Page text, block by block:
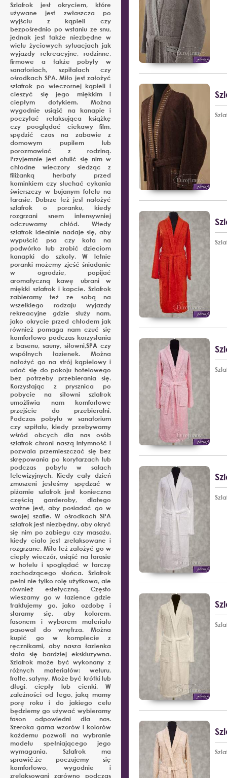
Szlafrok jest okryciem, które
używane jest zwłaszcza po
wyjściu z kąpieli czy
bezpośrednio po wstaniu ze snu,
jednak jest także niezbędne w
wielu życiowych sytuacjach jak
wyjazdy rekreacyjne, rodzinne,
firmowe a także pobyty w
sanatoriach, szpitalach czy
ośrodkach SPA. Miło jest założyć
szlafrok po wieczornej kąpieli i
cieszyć się jego miękkim i
ciepłym dotykiem. Można
wygodnie usiąść na kanapie i
poczytać relaksująca książkę
czy pooglądać ciekawy film,
spędzić czas na zabawie z
domowym pupilem lub
porozmawiać z rodziną.
Przyjemnie jest otulić się nim w
chłodne wieczory siedząc z
filiżanką herbaty przed
kominkiem czy słuchać cykania
świerszczy w bujanym fotelu na
tarasie. Dobrze też jest nałożyć
szlafrok o poranku, kiedy
rozgrzani snem intensywniej
odczuwamy chłód. Wtedy
szlafrok idealnie nadaje się, aby
wypuścić psa czy kota na
podwórko lub zrobić dzieciom
kanapki do szkoły. W letnie
poranki możemy zjeść śniadanie
w ogrodzie, popijać
aromatyczną kawę ubrani w
miękki szlafrok i kapcie. Szlafrok
zabieramy też ze sobą na
wszelkiego rodzaju wyjazdy
rekreacyjne gdzie służy nam,
jako okrycie przed chłodem jak
również pomaga nam czuć się
komfortowo podczas korzystania
z basenu, sauny, siłowni,SPA czy
wspólnych łazienek. Można
nałożyć go na strój kąpielowy i
udać się do pokoju hotelowego
bez potrzeby przebierania się.
Korzystając z prysznica po
pobycie na siłowni szlafrok
umożliwia nam komfortowe
przejście do przebieralni.
Podczas pobytu w sanatorium
czy szpitalu, kiedy przebywamy
wśród obcych dla nas osób
szlafrok chroni naszą intymność i
pozwala przemieszczać się bez
skrępowania po korytarzach lub
podczas pobytu w salach
telewizyjnych. Kiedy cały dzień
zmuszeni jesteśmy spędzać w
piżamie szlafrok jest konieczna
częścią garderoby, dlatego
ważne jest, aby posiadać go w
swojej szafie. W ośrodkach SPA
szlafrok jest niezbędny, aby okryć
się nim po zabiegu czy masażu,
kiedy ciało jest zrelaksowane i
rozgrzane. Miło też założyć go w
ciepły wieczór, usiąść na tarasie
w hotelu i spoglądać w tarczę
zachodzącego słońca. Szlafrok
pełni nie tylko rolę użytkowa, ale
również estetyczną. Często
wieszamy go w łazience gdzie
traktujemy go, jako ozdobę i
staramy się, aby kolorem,
fasonem i wyborem materiału
pasował do wnętrza. Można
kupić go w komplecie z
ręcznikami, aby nasza łazienka
stała się bardziej ekskluzywna.
Szlafrok może być wykonany z
różnych materiałów: weluru,
frotte, satyny. Może być krótki lub
długi, ciepły lub cienki. W
zależności od tego, jaką mamy
porę roku i do jakiego celu
będziemy go używać wybieramy
fason odpowiedni dla nas.
Szeroka gama wzorów i kolorów
każdemu pozwoli na wybranie
modelu spełniającego jego
wymagania. Szlafrok ma
sprawić,że poczujemy się
komfortowo, wygodnie i
zrelaksowani zarówno podczas